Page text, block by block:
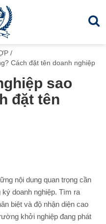
/
Cách đặt tên doanh nghiệp
sao
đặt tên
nội dung quan trọng cần
doanh nghiệp. Tìm ra
biệt và độ nhận diện cao
khởi nghiệp đang phát